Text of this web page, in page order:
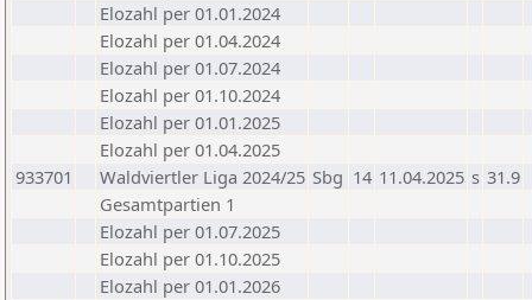
Elozahl per 01.01.2024
Elozahl per 01.04.2024
Elozahl per 01.07.2024
Elozahl per 01.10.2024
Elozahl per 01.01.2025
Elozahl per 01.04.2025
933701
Waldviertler Liga 2024/25 Sbg 14 11.04.2025 s 31.9
Gesamtpartien 1
Elozahl per 01.07.2025
Elozahl per 01.10.2025
Elozahl per 01.01.2026